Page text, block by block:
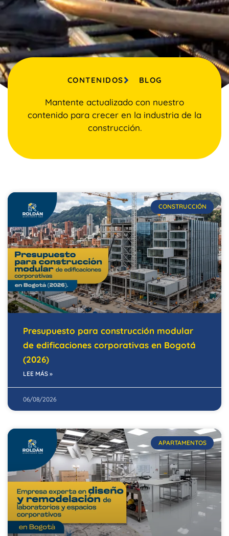
CONTENIDOS BLOG
Mantente actualizado con nuestro
contenido para crecer en la industria de la
construcción.
CONSTRUCCIÓN
Presupuesto para construcción modular
de edificaciones corporativas en Bogotá
(2026)
LEE MÁS »
06/08/2026
APARTAMENTOS